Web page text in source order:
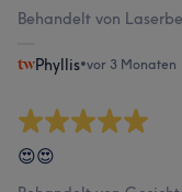
Behandelt von
Phyllis•vor 3 Monaten
😍😍